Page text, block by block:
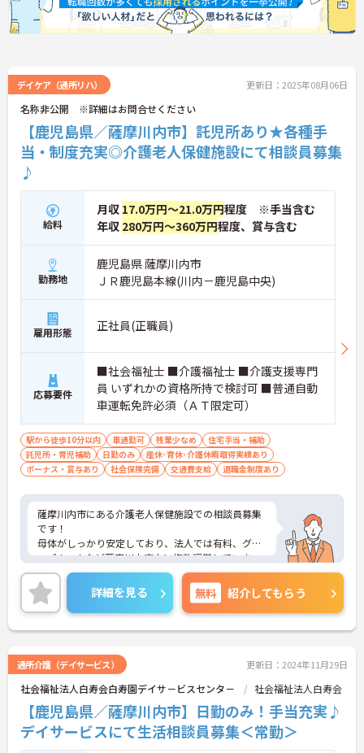
デイケア（通所リハ） 更新日：2025年08月06日
名称非公開 ※詳細はお問合せください
【鹿児島県／薩摩川内市】託児所あり★各種手
当・制度充実◎介護老人保健施設にて相談員募集
♪
給料
月収 17.0万円～21.0万円程度 ※手当含む
年収 280万円～360万円程度、賞与含む
勤務地
鹿児島県 薩摩川内市
ＪＲ鹿児島本線(川内－鹿児島中央)
雇用形態 正社員(正職員)
応募要件
■社会福祉士 ■介護福祉士 ■介護支援専門
員 いずれかの資格所持で検討可 ■普通自動
車運転免許必須（ＡＴ限定可）
駅から徒歩10分以内 車通勤可 残業少なめ
住宅手当・補助
託児所・育児補助
日勤のみ
産休･育休･介護休暇取得実績あり
ボーナス・賞与あり
社会保険完備 交通費支給 退職金制度あり
薩摩川内市にある介護老人保健施設での相談員募集
です！
母体がしっかり安定しており、法人では有料、グル
ープホームなど薩摩川内市内に複数運営していま
す。
「子育てサポート企業」として、厚生労働大臣の認
定（くるみん認定）を受けています！
保育所の設置や育児休業の取得実績など、従業員の
仕事と子育ての両立支援に積極的に取り組みをされ
す！
ご興味がある方は是非一度マイナビまでお問合せ下
さい。更に詳細などお伝えします。
詳細を見る 無料 紹介してもらう
通所介護（デイサービス） 更新日：2024年11月29日
社会福祉法人白寿会白寿園デイサ－ビスセンタ－ 社会福祉法人白寿会
【鹿児島県／薩摩川内市】日勤のみ！手当充実♪
デイサービスにて生活相談員募集＜常勤＞